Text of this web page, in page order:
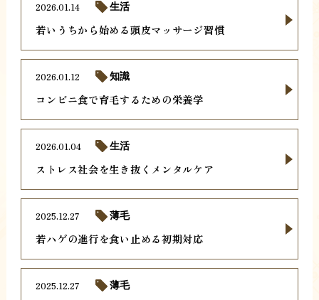
若いうちから始める頭皮マッサージ習慣
2026.01.14 生活
コンビニ食で育毛するための栄養学
2026.01.12 知識
ストレス社会を生き抜くメンタルケア
2026.01.04 生活
若ハゲの進行を食い止める初期対応
2025.12.27 薄毛
2025.12.27 薄毛